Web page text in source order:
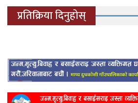
प्रतिक्रिया दिनुहोस्